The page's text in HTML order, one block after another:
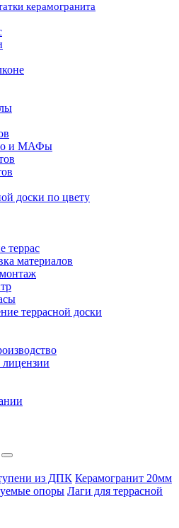
керамогранита
и МАФы
доски по цвету
террас
материалов
террасной доски
из ДПК Керамогранит 20мм
опоры Лаги для террасной